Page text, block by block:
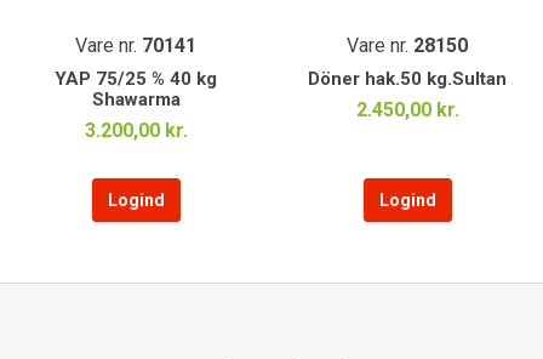
Vare nr. 70141
YAP 75/25 % 40 kg
Shawarma
3.200,00 kr.
Logind
Vare nr. 28150
Döner hak.50 kg.Sultan
2.450,00 kr.
Logind